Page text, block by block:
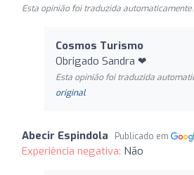
Esta opinião foi traduzida
Cosmos Turismo
Obrigado Sandra ❤
Esta opinião foi traduzida
original
Abecir Espindola Publicado em
Experiência negativa: Não